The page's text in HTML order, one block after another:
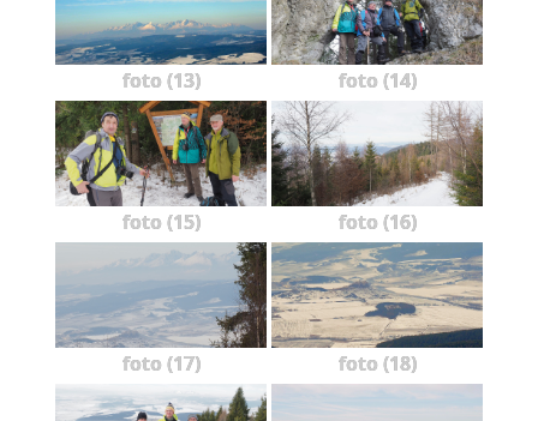
foto (13) foto (14)
foto (15) foto (16)
foto (17) foto (18)